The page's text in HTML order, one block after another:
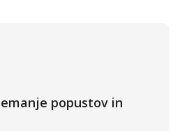
popustov in